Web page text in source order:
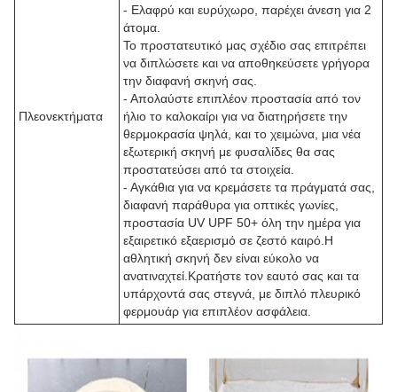
Πλεονεκτήματα
- Ελαφρύ και ευρύχωρο, παρέχει άνεση για 2
άτομα.
Το προστατευτικό μας σχέδιο σας επιτρέπει
να διπλώσετε και να αποθηκεύσετε γρήγορα
την διαφανή σκηνή σας.
- Απολαύστε επιπλέον προστασία από τον
ήλιο το καλοκαίρι για να διατηρήσετε την
θερμοκρασία ψηλά, και το χειμώνα, μια νέα
εξωτερική σκηνή με φυσαλίδες θα σας
προστατεύσει από τα στοιχεία.
- Αγκάθια για να κρεμάσετε τα πράγματά σας,
διαφανή παράθυρα για οπτικές γωνίες,
προστασία UV UPF 50+ όλη την ημέρα για
εξαιρετικό εξαερισμό σε ζεστό καιρό.Η
αθλητική σκηνή δεν είναι εύκολο να
ανατιναχτεί.Κρατήστε τον εαυτό σας και τα
υπάρχοντά σας στεγνά, με διπλό πλευρικό
φερμουάρ για επιπλέον ασφάλεια.